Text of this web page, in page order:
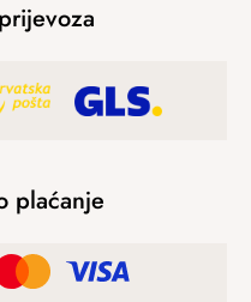
plaćanje